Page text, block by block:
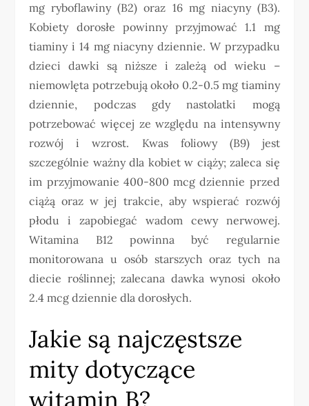
mg ryboflawiny (B2) oraz 16 mg niacyny (B3).
Kobiety dorosłe powinny przyjmować 1.1 mg
tiaminy i 14 mg niacyny dziennie. W przypadku
dzieci dawki są niższe i zależą od wieku –
niemowlęta potrzebują około 0.2-0.5 mg tiaminy
dziennie, podczas gdy nastolatki mogą
potrzebować więcej ze względu na intensywny
rozwój i wzrost. Kwas foliowy (B9) jest
szczególnie ważny dla kobiet w ciąży; zaleca się
im przyjmowanie 400-800 mcg dziennie przed
ciążą oraz w jej trakcie, aby wspierać rozwój
płodu i zapobiegać wadom cewy nerwowej.
Witamina B12 powinna być regularnie
monitorowana u osób starszych oraz tych na
diecie roślinnej; zalecana dawka wynosi około
2.4 mcg dziennie dla dorosłych.
Jakie są najczęstsze
mity dotyczące
witamin B?